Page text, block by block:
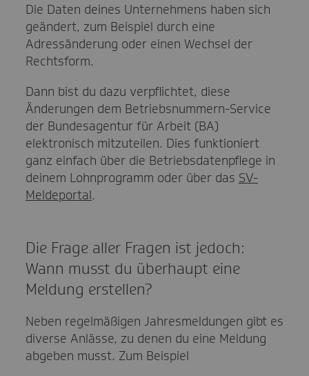
Die Daten deines Unternehmens haben sich
geändert, zum Beispiel durch eine
Adressänderung oder einen Wechsel der
Rechtsform.
Dann bist du dazu verpflichtet, diese
Änderungen dem Betriebsnummern-Service
der Bundesagentur für Arbeit (BA)
elektronisch mitzuteilen. Dies funktioniert
ganz einfach über die Betriebsdatenpflege in
deinem Lohnprogramm oder über das SV-
Meldeportal.
Die Frage aller Fragen ist jedoch:
Wann musst du überhaupt eine
Meldung erstellen?
Neben regelmäßigen Jahresmeldungen gibt es
diverse Anlässe, zu denen du eine Meldung
abgeben musst. Zum Beispiel